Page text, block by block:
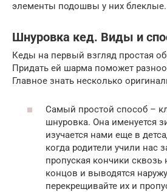
элементы подошвы у них блеклые.
Шнуровка кед. Виды и
Кеды на первый взгляд простая
Придать ей шарма поможет
Главное знать несколько
Самый простой способ –
шнуровка. Она именуется
изучается нами еще в
когда родители учили нас
пропуская кончики
концов и выводятся
перекрещивайте их и